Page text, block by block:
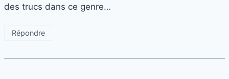
des trucs dans ce genre…
Répondre